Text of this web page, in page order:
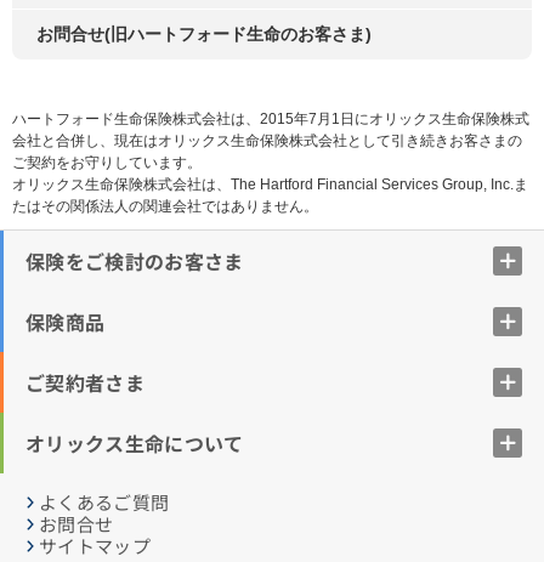
お問合せ(旧ハートフォード生命のお客さま)
ハートフォード生命保険株式会社は、2015年7月1日にオリックス生命保険株式
会社と合併し、現在はオリックス生命保険株式会社として引き続きお客さまの
ご契約をお守りしています。
オリックス生命保険株式会社は、The Hartford Financial Services Group, Inc.ま
たはその関係法人の関連会社ではありません。
保険をご検討のお客さま
保険商品
ご契約者さま
オリックス生命について
よくあるご質問
お問合せ
サイトマップ